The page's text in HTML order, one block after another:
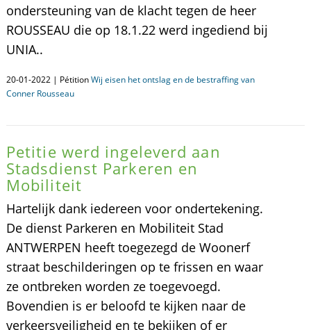
ondersteuning van de klacht tegen de heer
ROUSSEAU die op 18.1.22 werd ingediend bij
UNIA..
20-01-2022 | PétitionWij eisen het ontslag en de bestraffing van
Conner Rousseau
Petitie werd ingeleverd aan
Stadsdienst Parkeren en
Mobiliteit
Hartelijk dank iedereen voor ondertekening.
De dienst Parkeren en Mobiliteit Stad
ANTWERPEN heeft toegezegd de Woonerf
straat beschilderingen op te frissen en waar
ze ontbreken worden ze toegevoegd.
Bovendien is er beloofd te kijken naar de
verkeersveiligheid en te bekijken of er